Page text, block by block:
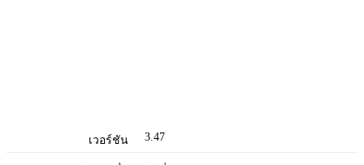
เวอร์ชัน 3.47